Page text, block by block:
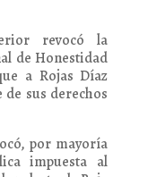
revocó la
de Honestidad
a Rojas Díaz
sus derechos
por mayoría
impuesta al